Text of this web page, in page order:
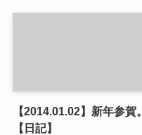
【2014.01.02】新年参賀。
【日記】